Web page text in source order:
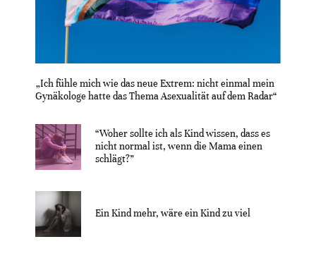
„Ich fühle mich wie das neue Extrem: nicht einmal mein
Gynäkologe hatte das Thema Asexualität auf dem Radar“
“Woher sollte ich als Kind wissen, dass es
nicht normal ist, wenn die Mama einen
schlägt?”
Ein Kind mehr, wäre ein Kind zu viel